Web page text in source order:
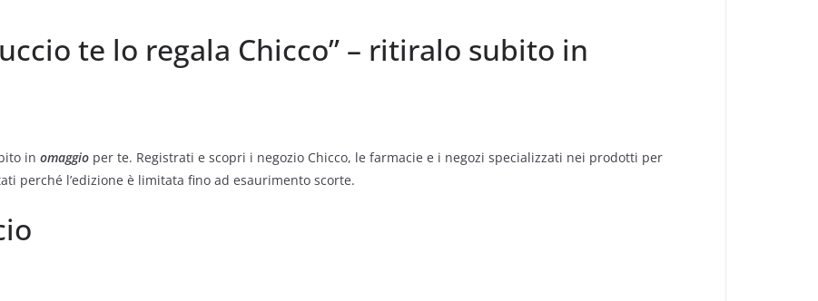
te lo regala Chicco” – ritiralo subito in
in omaggio per te. Registrati e scopri i negozio Chicco, le farmacie e i negozi specializzati nei prodotti per
perché l’edizione è limitata fino ad esaurimento scorte.